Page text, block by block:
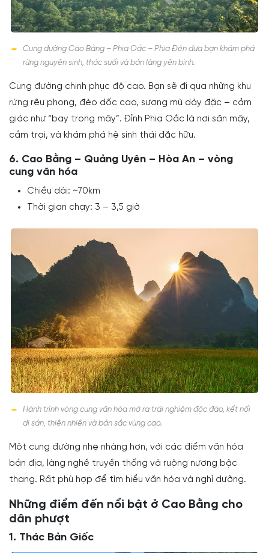
Cung đường Cao Bằng – Phia Oắc – Phia Đén đưa bạn khám phá
rừng nguyên sinh, thác suối và bản làng yên bình.
Cung đường chinh phục độ cao. Bạn sẽ đi qua những khu
rừng rêu phong, đèo dốc cao, sương mù dày đặc – cảm
giác như “bay trong mây”. Đỉnh Phia Oắc là nơi săn mây,
cắm trại, và khám phá hệ sinh thái đặc hữu.
6. Cao Bằng – Quảng Uyên – Hòa An – vòng
cung văn hóa
Chiều dài: ~70km
Thời gian chạy: 3 – 3,5 giờ
Hành trình vòng cung văn hóa mở ra trải nghiệm độc đáo, kết nối
di sản, thiên nhiên và bản sắc vùng cao.
Một cung đường nhẹ nhàng hơn, với các điểm văn hóa
bản địa, làng nghề truyền thống và ruộng nương bậc
thang. Rất phù hợp để tìm hiểu văn hóa và nghỉ dưỡng.
Những điểm đến nổi bật ở Cao Bằng cho
dân phượt
1. Thác Bản Giốc